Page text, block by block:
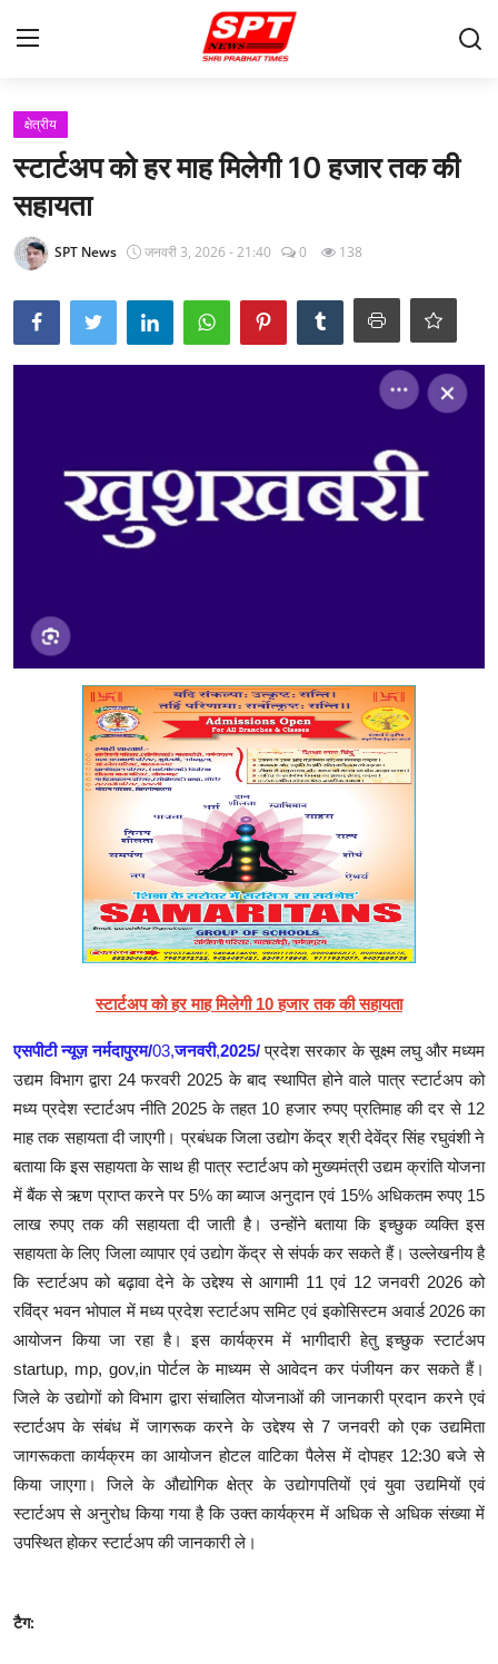
मुखपृष्ठ
About-Us
क्षेत्रीय
सेहत
रोजगार
Hindi
क्षेत्रीय
स्टार्टअप को हर माह मिलेगी 10 हजार तक की
सहायता
SPT News जनवरी 3, 2026 - 21:40 0 138
स्टार्टअप को हर माह मिलेगी 10 हजार तक की सहायता
एसपीटी न्यूज़ नर्मदापुरम/03,जनवरी,2025/ प्रदेश सरकार के सूक्ष्म लघु और मध्यम
उद्यम विभाग द्वारा 24 फरवरी 2025 के बाद स्थापित होने वाले पात्र स्टार्टअप को
मध्य प्रदेश स्टार्टअप नीति 2025 के तहत 10 हजार रुपए प्रतिमाह की दर से 12
माह तक सहायता दी जाएगी। प्रबंधक जिला उद्योग केंद्र श्री देवेंद्र सिंह रघुवंशी ने
बताया कि इस सहायता के साथ ही पात्र स्टार्टअप को मुख्यमंत्री उद्यम क्रांति योजना
में बैंक से ऋण प्राप्त करने पर 5% का ब्याज अनुदान एवं 15% अधिकतम रुपए 15
लाख रुपए तक की सहायता दी जाती है। उन्होंने बताया कि इच्छुक व्यक्ति इस
सहायता के लिए जिला व्यापार एवं उद्योग केंद्र से संपर्क कर सकते हैं। उल्लेखनीय है
कि स्टार्टअप को बढ़ावा देने के उद्देश्य से आगामी 11 एवं 12 जनवरी 2026 को
रविंद्र भवन भोपाल में मध्य प्रदेश स्टार्टअप समिट एवं इकोसिस्टम अवार्ड 2026 का
आयोजन किया जा रहा है। इस कार्यक्रम में भागीदारी हेतु इच्छुक स्टार्टअप
startup, mp, gov,inपोर्टल के माध्यम से आवेदन कर पंजीयन कर सकते हैं।
जिले के उद्योगों को विभाग द्वारा संचालित योजनाओं की जानकारी प्रदान करने एवं
स्टार्टअप के संबंध में जागरूक करने के उद्देश्य से 7 जनवरी को एक उद्यमिता
जागरूकता कार्यक्रम का आयोजन होटल वाटिका पैलेस में दोपहर 12:30 बजे से
किया जाएगा। जिले के औद्योगिक क्षेत्र के उद्योगपतियों एवं युवा उद्यमियों एवं
स्टार्टअप से अनुरोध किया गया है कि उक्त कार्यक्रम में अधिक से अधिक संख्या में
उपस्थित होकर स्टार्टअप की जानकारी ले।
टैग: